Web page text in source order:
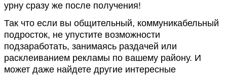
урну сразу же после получения!
Так что если вы общительный, коммуникабельный
подросток, не упустите возможности
подзаработать, занимаясь раздачей или
расклеиванием рекламы по вашему району. И
может даже найдете другие интересные